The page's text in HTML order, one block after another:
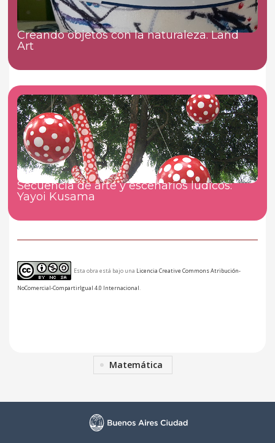
Creando objetos con la naturaleza. Land
Art
Secuencia de arte y escenarios lúdicos:
Yayoi Kusama
Esta obra está bajo una Licencia Creative Commons Atribución-
NoComercial-CompartirIgual 4.0 Internacional.
Matemática